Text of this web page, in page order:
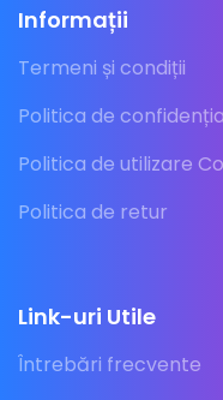
Informații
Termeni și condiții
Politica de
Politica de utilizare
Politica de retur
Link-uri Utile
Întrebări frecvente